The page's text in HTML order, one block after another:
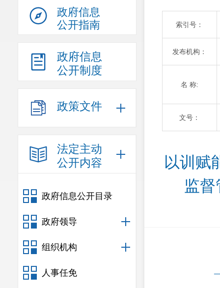
政府信息
公开指南
政府信息
公开制度
政策文件
法定主动
公开内容
政府信息公开目录
政府领导
组织机构
人事任免
索引号：
发布机构：
名 称:
文号：
以训赋
监
——